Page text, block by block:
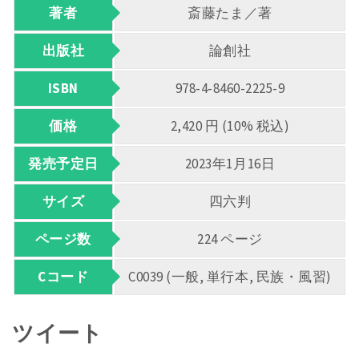
著者 斎藤たま／著
出版社 論創社
ISBN 978-4-8460-2225-9
価格 2,420 円 (10% 税込)
発売予定日 2023年1月16日
サイズ 四六判
ページ数 224 ページ
Cコード C0039 (一般, 単行本, 民族・風習)
ツイート